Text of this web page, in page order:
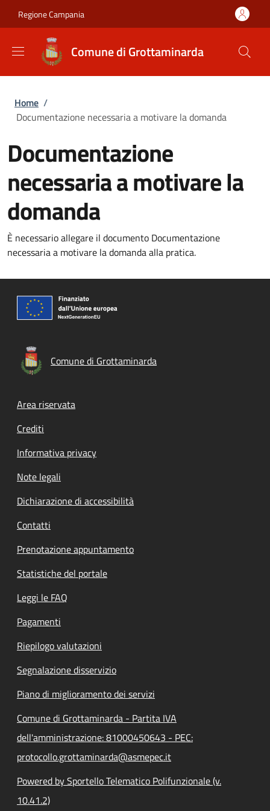
Regione Campania
Comune di Grottaminarda
Briciole di pane
Home /
Documentazione necessaria a motivare la domanda
Documentazione
necessaria a motivare la
domanda
È necessario allegare il documento Documentazione
necessaria a motivare la domanda alla pratica.
Comune di Grottaminarda
Footer menu
Area riservata
Crediti
Informativa privacy
Note legali
Dichiarazione di accessibilità
Contatti
Prenotazione appuntamento
Statistiche del portale
Leggi le FAQ
Pagamenti
Riepilogo valutazioni
Segnalazione disservizio
Piano di miglioramento dei servizi
Comune di Grottaminarda - Partita IVA
dell'amministrazione: 81000450643 - PEC:
protocollo.grottaminarda@asmepec.it
Powered by Sportello Telematico Polifunzionale (v.
10.41.2)